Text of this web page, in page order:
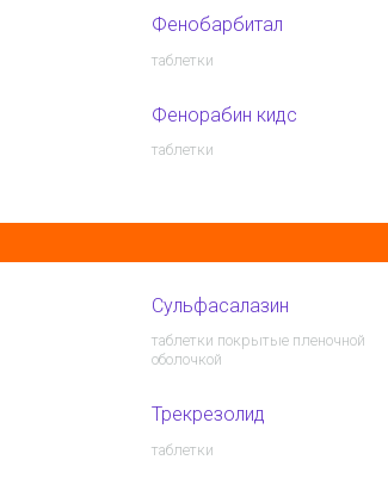
Фенобарбитал
таблетки
Фенорабин кидс
таблетки
Сульфасалазин
таблетки покрытые пленочной
оболочкой
Трекрезолид
таблетки